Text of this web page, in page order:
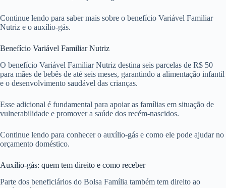
Continue lendo para saber mais sobre o benefício Variável Familiar
Nutriz e o auxílio-gás.
Benefício Variável Familiar Nutriz
O benefício Variável Familiar Nutriz destina seis parcelas de R$ 50
para mães de bebês de até seis meses, garantindo a alimentação infantil
e o desenvolvimento saudável das crianças.
Esse adicional é fundamental para apoiar as famílias em situação de
vulnerabilidade e promover a saúde dos recém-nascidos.
Continue lendo para conhecer o auxílio-gás e como ele pode ajudar no
orçamento doméstico.
Auxílio-gás: quem tem direito e como receber
Parte dos beneficiários do Bolsa Família também tem direito ao